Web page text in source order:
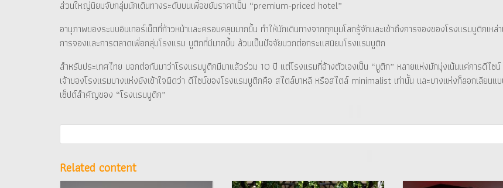
ส่วนใหญ่นิยมจับกลุ่มนักเดินทางระดับบนเพื่อขยับราคาเป็น “premium-priced hotel”
อานุภาพของระบบอินเทอร์เน็ตที่ก้าวหน้าและครอบคลุมมากขึ้น ทำให้นักเดินทางจากทุกมุมโลกรู้จักและเข้าถึงการจองของโรงแรมบูติกเ
การจองและการตลาดเพื่อกลุ่มโรงแรม บูติกที่มีมากขึ้น ล้วนเป็นปัจจัยบวกต่อกระแสนิยมโรงแรมบูติก
สำหรับประเทศไทย บอกต่อกันมาว่าโรงแรมบูติกมีมาแล้วร่วม 10 ปี แต่โรงแรมที่อ้างตัวเองเป็น “บูติก” หลายแห่งมักมุ่งเน้นแค่การดีไซ
เจ้าของโรงแรมบางแห่งยังเข้าใจผิดว่า ดีไซน์ของโรงแรมบูติกคือ สไตล์บาหลี หรือสไตล์ minimalist เท่านั้น และบางแห่งก็ลอกเลียน
เซ็ปต์สำคัญของ “โรงแรมบูติก”
Related content